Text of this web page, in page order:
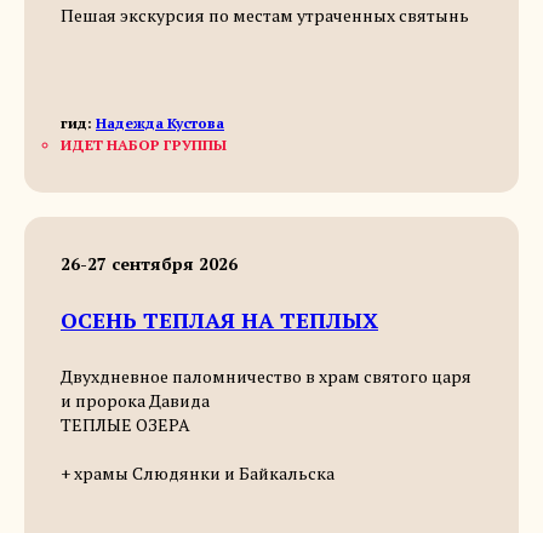
Пешая экскурсия по местам утраченных святынь
гид: Надежда Кустова
ИДЕТ НАБОР ГРУППЫ
26-27 сентября 2026
ОСЕНЬ ТЕПЛАЯ НА ТЕПЛЫХ
Двухдневное паломничество в храм святого царя
и пророка Давида
ТЕПЛЫЕ ОЗЕРА
+ храмы Слюдянки и Байкальска